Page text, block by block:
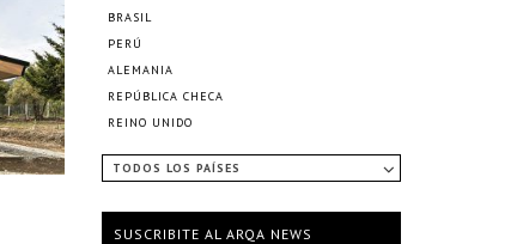
BRASIL
PERÚ
ALEMANIA
REPÚBLICA CHECA
REINO UNIDO
TODOS LOS PAÍSES
SUSCRIBITE AL ARQA NEWS